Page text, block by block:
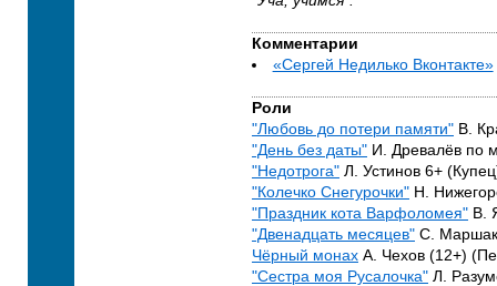
Комментарии
«Сергей Недилько Вконтакте»
Роли
"Любовь до потери памяти" В.
"День без даты" И. Древалёв по
"Недотрога" Л. Устинов 6+
"Колечко Снегурочки" Н.
"Праздник кота Варфоломея" В.
"Двенадцать месяцев" С.
Чёрный монах А. Чехов (12+)
"Сестра моя Русалочка" Л.